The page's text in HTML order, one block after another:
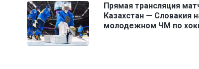
Прямая трансляция
Казахстан — Словакия
молодежном ЧМ по